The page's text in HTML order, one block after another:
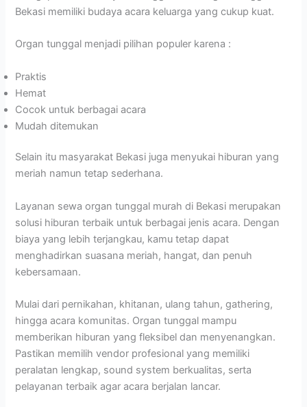
Bekasi memiliki budaya acara keluarga yang cukup kuat.
Organ tunggal menjadi pilihan populer karena :
Praktis
Hemat
Cocok untuk berbagai acara
Mudah ditemukan
Selain itu masyarakat Bekasi juga menyukai hiburan yang
meriah namun tetap sederhana.
Layanan sewa organ tunggal murah di Bekasi merupakan
solusi hiburan terbaik untuk berbagai jenis acara. Dengan
biaya yang lebih terjangkau, kamu tetap dapat
menghadirkan suasana meriah, hangat, dan penuh
kebersamaan.
Mulai dari pernikahan, khitanan, ulang tahun, gathering,
hingga acara komunitas. Organ tunggal mampu
memberikan hiburan yang fleksibel dan menyenangkan.
Pastikan memilih vendor profesional yang memiliki
peralatan lengkap, sound system berkualitas, serta
pelayanan terbaik agar acara berjalan lancar.